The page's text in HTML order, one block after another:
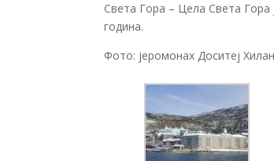
Света Гора – Цела Света Гора
година.
Фото: јеромонах Доситеј